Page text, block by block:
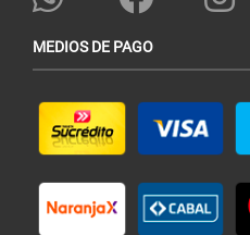
MEDIOS DE PAGO